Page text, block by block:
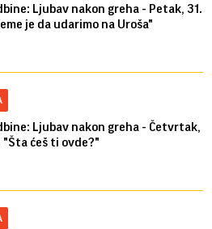
Ljubav nakon greha - Petak, 31.
je da udarimo na Uroša"
Ljubav nakon greha - Četvrtak,
"Šta ćeš ti ovde?"